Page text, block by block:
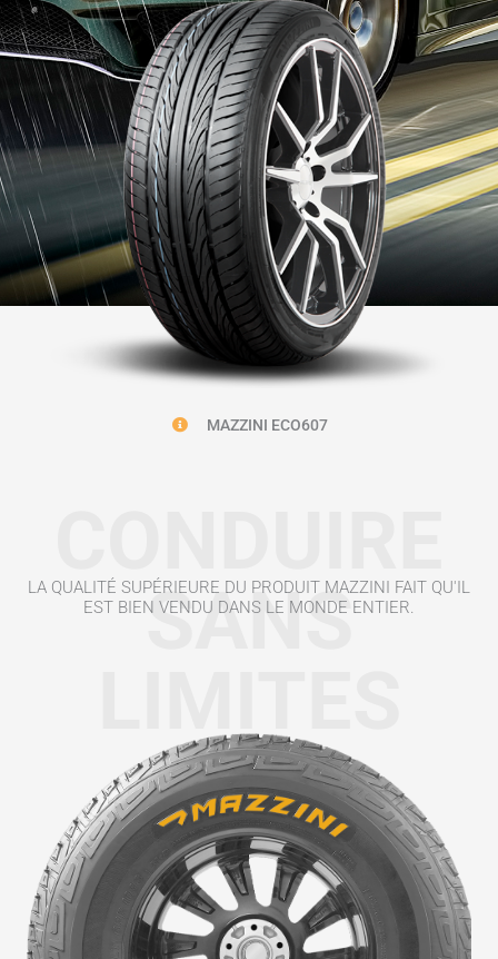
MAZZINI ECO607
SANS
LA QUALITÉ SUPÉRIEURE DU PRODUIT MAZZINI FAIT QU'IL
EST BIEN VENDU DANS LE MONDE ENTIER.